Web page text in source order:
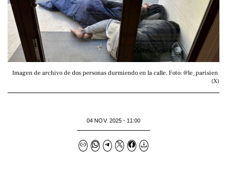
Imagen de archivo de dos personas durmiendo en la calle. Foto: @le_parisien
(X)
04 NOV. 2025 - 11:00